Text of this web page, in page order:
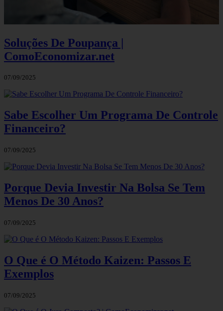
Soluções De Poupança |
ComoEconomizar.net
07/09/2025
Sabe Escolher Um Programa De Controle
Financeiro?
07/09/2025
Porque Devia Investir Na Bolsa Se Tem
Menos De 30 Anos?
07/09/2025
O Que é O Método Kaizen: Passos E
Exemplos
07/09/2025